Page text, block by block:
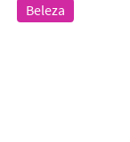
Beleza